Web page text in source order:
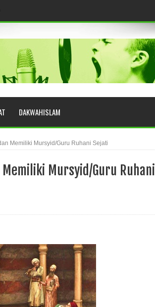
SINGA PUN TUNDUK PADANYA
DAKWAHISLAM
Memiliki Mursyid/Guru Ruhani Sejati
Mursyid/Guru Ruhani